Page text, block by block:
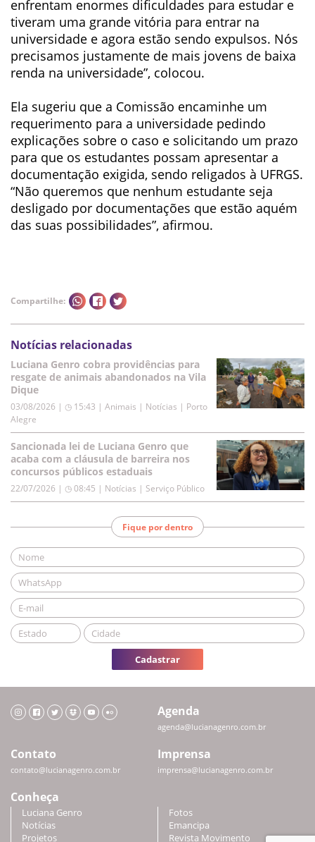
enfrentam enormes dificuldades para estudar e
tiveram uma grande vitória para entrar na
universidade e agora estão sendo expulsos. Nós
precisamos justamente de mais jovens de baixa
renda na universidade”, colocou.
Ela sugeriu que a Comissão encaminhe um
requerimento para a universidade pedindo
explicações sobre o caso e solicitando um prazo
para que os estudantes possam apresentar a
documentação exigida, sendo religados à UFRGS.
“Não queremos que nenhum estudante seja
desligado por documentações que estão aquém
das suas possibilidades”, afirmou.
Compartilhe:
Notícias relacionadas
Luciana Genro cobra providências para
resgate de animais abandonados na Vila
Dique
03/08/2026 | ◷ 15:43 | Animais | Notícias | Porto
Alegre
Sancionada lei de Luciana Genro que
acaba com a cláusula de barreira nos
concursos públicos estaduais
22/07/2026 | ◷ 08:45 | Notícias | Serviço Público
Fique por dentro
Cadastrar
Agenda
agenda@lucianagenro.com.br
Contato
contato@lucianagenro.com.br
Imprensa
imprensa@lucianagenro.com.br
Conheça
Luciana Genro
Notícias
Projetos
Fotos
Emancipa
Revista Movimento